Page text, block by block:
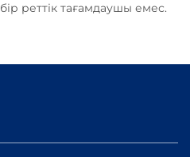
реттік тағамдаушы емес.